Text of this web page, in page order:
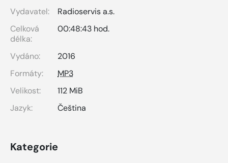
Vydavatel:
Radioservis a.s.
Celková
délka:
00:48:43 hod.
Vydáno:
2016
Formáty:
MP3
Velikost:
112 MiB
Jazyk:
Čeština
Kategorie